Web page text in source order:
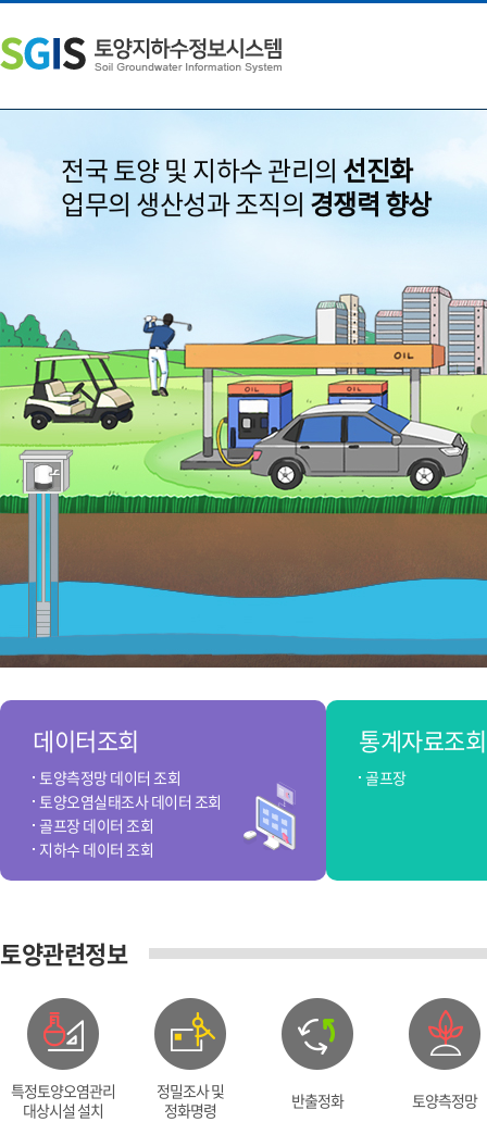
단
메
뉴
단
주
소
전국 토양 및 지하수 관리의 선진화
업무의 생산성과 조직의 경쟁력 향상
데이터조회
토양측정망 데이터 조회
토양오염실태조사 데이터 조회
골프장 데이터 조회
지하수 데이터 조회
통계자료조회
골프장
토양관련정보
특정토양오염관리
대상시설 설치
정밀조사 및
정화명령
반출정화 토양측정망